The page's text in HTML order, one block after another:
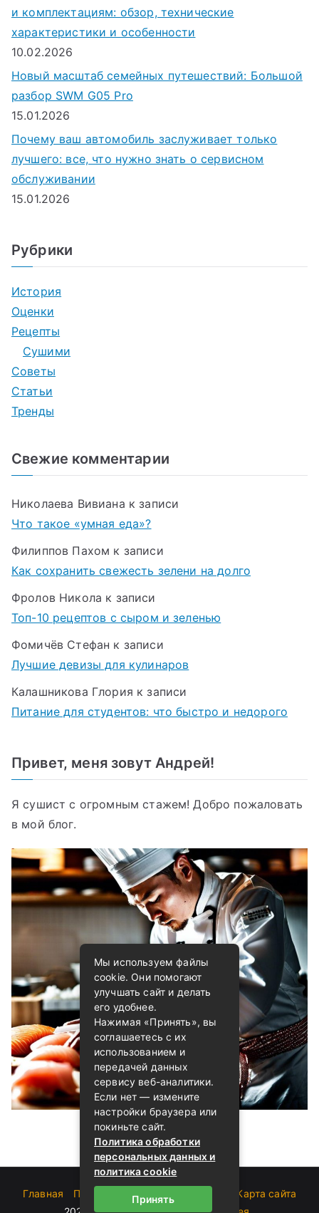
и комплектациям: обзор, технические
характеристики и особенности
10.02.2026
Новый масштаб семейных путешествий: Большой
разбор SWM G05 Pro
15.01.2026
Почему ваш автомобиль заслуживает только
лучшего: все, что нужно знать о сервисном
обслуживании
15.01.2026
Рубрики
История
Оценки
Рецепты
Сушими
Советы
Статьи
Тренды
Свежие комментарии
Николаева Вивиана к записи
Что такое «умная еда»?
Филиппов Пахом к записи
Как сохранить свежесть зелени на долго
Фролов Никола к записи
Топ-10 рецептов с сыром и зеленью
Фомичёв Стефан к записи
Лучшие девизы для кулинаров
Калашникова Глория к записи
Питание для студентов: что быстро и недорого
Привет, меня зовут Андрей!
Я сушист с огромным стажем! Добро пожаловать
в мой блог.
Главная Пользовательское соглашение
Карта сайта
Мы используем файлы
cookie. Они помогают
улучшать сайт и делать
его удобнее.
Нажимая «Принять», вы
соглашаетесь с их
использованием и
передачей данных
сервису веб-аналитики.
Если нет — измените
настройки браузера или
покиньте сайт.
Политика обработки
персональных данных и
политика cookie
Принять